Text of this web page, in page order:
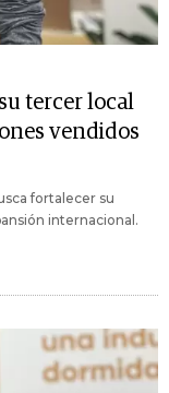
tercer local
vendidos
fortalecer su
internacional.